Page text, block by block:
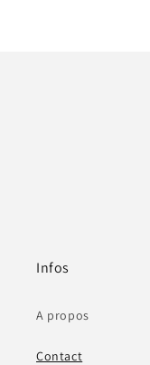
Infos
A propos
Contact